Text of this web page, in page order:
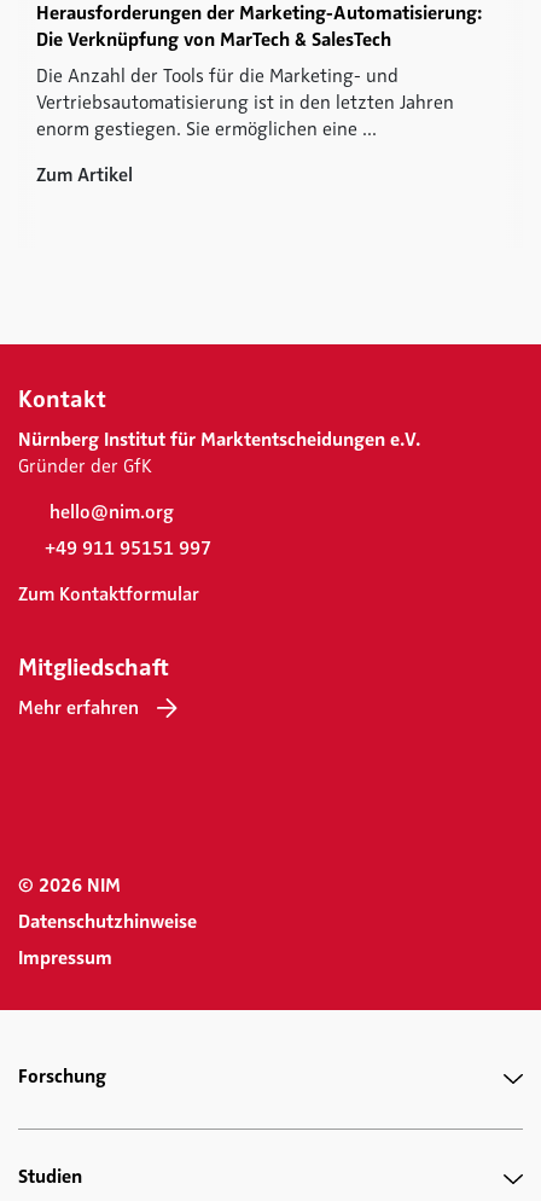
Herausforderungen der Marketing-Automatisierung:
Die Verknüpfung von MarTech & SalesTech
Die Anzahl der Tools für die Marketing- und
Vertriebsautomatisierung ist in den letzten Jahren
enorm gestiegen. Sie ermöglichen eine ...
Zum Artikel
Kontakt
Nürnberg Institut für Marktentscheidungen e.V.
Gründer der GfK
hello@nim.org
+49 911 95151 997
Zum Kontaktformular
Mitgliedschaft
Mehr erfahren
© 2026 NIM
Datenschutzhinweise
Impressum
Forschung
Studien